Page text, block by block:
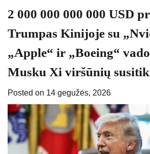
2 000 000 000 000 USD
Trumpas Kinijoje su
„Apple“ ir „Boeing“
Musku Xi viršūnių
Posted on 14 gegužės, 2026